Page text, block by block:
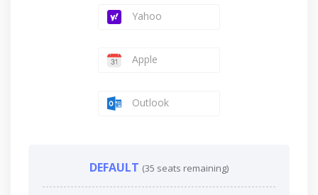
Yahoo
Apple
Outlook
DEFAULT (35 seats remaining)